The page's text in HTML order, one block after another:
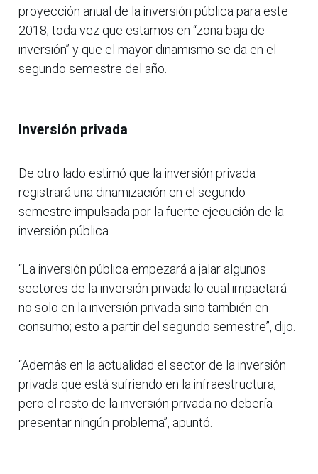
proyección anual de la inversión pública para este
2018, toda vez que estamos en “zona baja de
inversión” y que el mayor dinamismo se da en el
segundo semestre del año.
Inversión privada
De otro lado estimó que la inversión privada
registrará una dinamización en el segundo
semestre impulsada por la fuerte ejecución de la
inversión pública.
“La inversión pública empezará a jalar algunos
sectores de la inversión privada lo cual impactará
no solo en la inversión privada sino también en
consumo; esto a partir del segundo semestre”, dijo.
“Además en la actualidad el sector de la inversión
privada que está sufriendo en la infraestructura,
pero el resto de la inversión privada no debería
presentar ningún problema”, apuntó.